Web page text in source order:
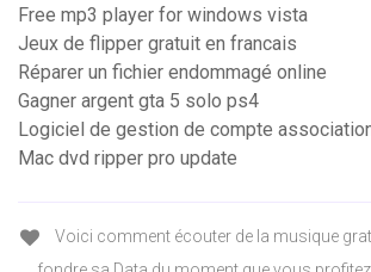
Free mp3 player for windows vista
Jeux de flipper gratuit en francais
Réparer un fichier endommagé online
Gagner argent gta 5 solo ps4
Logiciel de gestion de compte
Mac dvd ripper pro update
Voici comment écouter de la musique